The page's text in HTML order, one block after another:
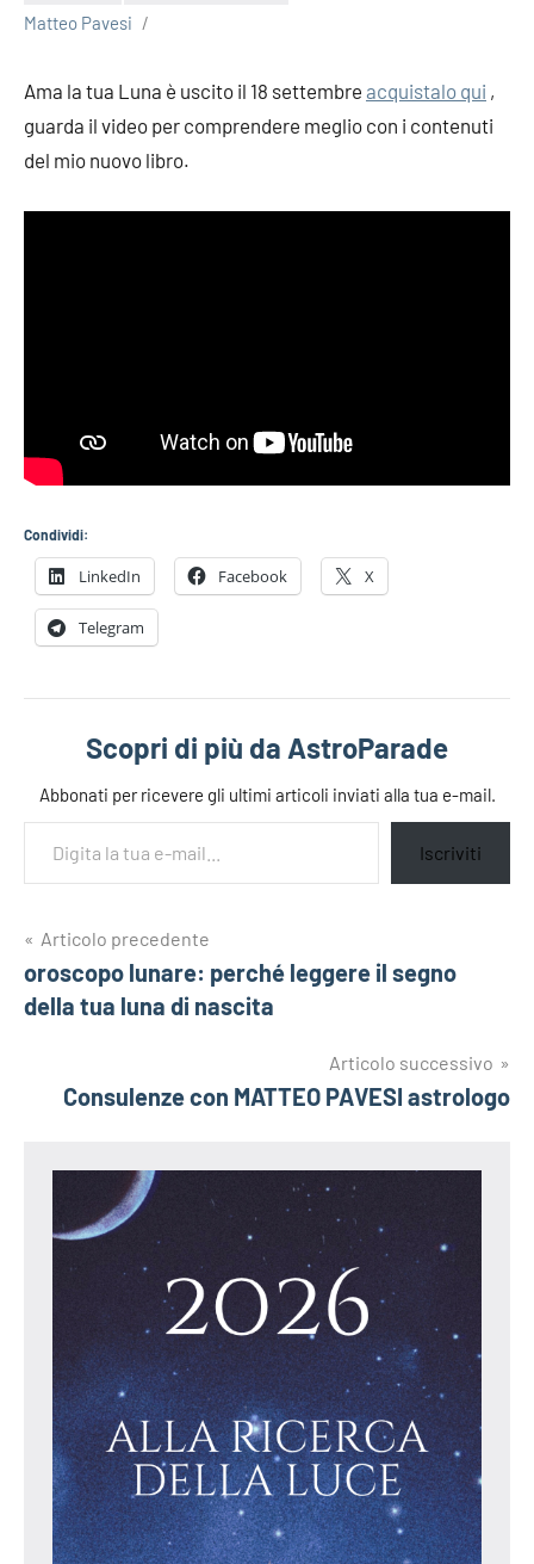
Matteo Pavesi
Ama la tua Luna è uscito il 18 settembre acquistalo qui ,
guarda il video per comprendere meglio con i contenuti
del mio nuovo libro.
Condividi:
LinkedIn Facebook X
Telegram
Scopri di più da AstroParade
Abbonati per ricevere gli ultimi articoli inviati alla tua e-mail.
Digita la tua e-mail...
Iscriviti
tua
pavesi
matteo
kindle
matteo-
pavesi-
amazon
oroscopo
oroscopo
lunare
Navigazione
articoli
Articolo precedente
oroscopo lunare: perché leggere il segno
della tua luna di nascita
Articolo successivo
Consulenze con MATTEO PAVESI astrologo